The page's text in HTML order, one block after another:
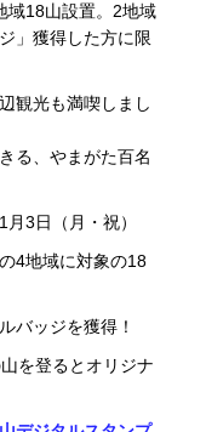
域18山設置。2地域
」獲得した方に限
観光も満喫しまし
る、やまがた百名
3日（月・祝）
4地域に対象の18
バッジを獲得！
るとオリジナ